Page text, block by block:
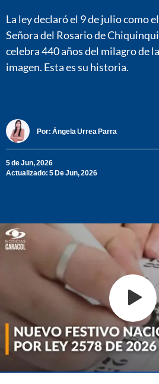
La ley declaró el 9 de julio como
Señora del Rosario de
celebra 440 años del milagro de
imagen. Esta es su historia.
Por: Ángela Urrea Parra
5 de Jun, 2026
Actualizado: 5 De Jun, 2026